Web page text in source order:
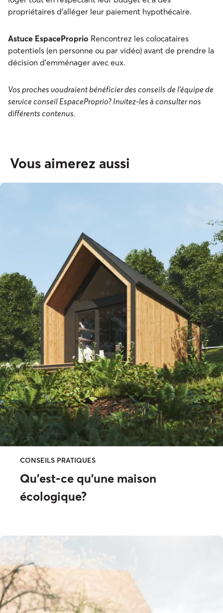
propriétaires d’alléger leur paiement hypothécaire.
Astuce EspaceProprio Rencontrez les colocataires
potentiels (en personne ou par vidéo) avant de prendre la
décision d’emménager avec eux.
Vos proches voudraient bénéficier des conseils de l’équipe de
service conseil EspaceProprio? Invitez-les à consulter nos
différents contenus.
Vous aimerez aussi
CONSEILS PRATIQUES
Qu’est-ce qu’une maison
écologique?